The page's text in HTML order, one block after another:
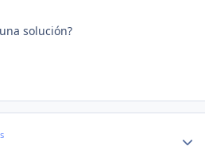
solución?